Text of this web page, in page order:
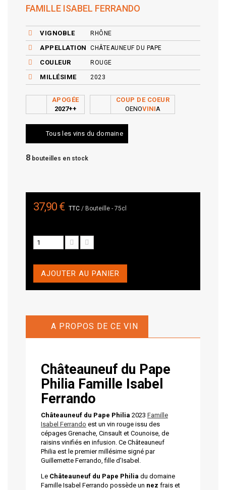
FAMILLE ISABEL FERRANDO
VIGNOBLE RHÔNE
APPELLATION CHÂTEAUNEUF DU PAPE
COULEUR ROUGE
MILLÉSIME 2023
APOGÉE
2027++
COUP DE COEUR
OENOVINIA
Tous les vins du domaine
8 bouteilles en stock
37,90 € TTC/ Bouteille - 75cl
AJOUTER AU PANIER
A PROPOS DE CE VIN
Châteauneuf du Pape
Philia Famille Isabel
Ferrando
Châteauneuf du Pape Philia 2023 Famille
Isabel Ferrando est un vin rouge issu des
cépages Grenache, Cinsault et Counoise, de
raisins vinifiés en infusion. Ce Châteauneuf
Philia est le premier millésime signé par
Guillemette Ferrando, fille d’Isabel.
Le Châteauneuf du Pape Philia du domaine
Famille Isabel Ferrando possède un nez frais et